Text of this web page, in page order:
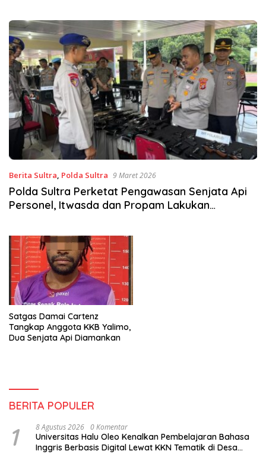
Berita Sultra, Polda Sultra 9 Maret 2026
Polda Sultra Perketat Pengawasan Senjata Api
Personel, Itwasda dan Propam Lakukan
Satgas Damai Cartenz
Tangkap Anggota KKB Yalimo,
Dua Senjata Api Diamankan
BERITA POPULER
1 8 Agustus 2026 0 Komentar
Universitas Halu Oleo Kenalkan Pembelajaran Bahasa
Inggris Berbasis Digital Lewat KKN Tematik di Desa